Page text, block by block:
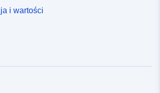
przestrzennego). Wreszcie
tak zwaną „średnią” powódź mniej niż
wodom (PHEC), a w przypadku
setna lata, ta ostatnia). Zgodnie z
i wartości